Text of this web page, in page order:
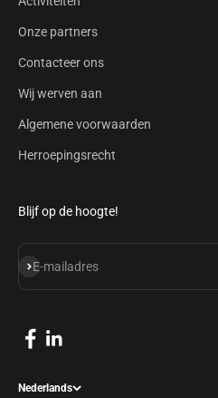
Onze partners
Contacteer ons
Wij werven aan
Algemene voorwaarden
Herroepingsrecht
Blijf op de hoogte!
E-mailadres
Abonneren
Nederlands